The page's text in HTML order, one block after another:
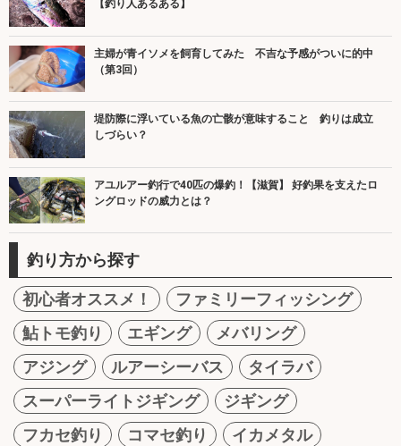
【釣り人あるある】
主婦が青イソメを飼育してみた 不吉な予感がついに的中
（第3回）
堤防際に浮いている魚の亡骸が意味すること 釣りは成立
しづらい？
アユルアー釣行で40匹の爆釣！【滋賀】 好釣果を支えたロ
ングロッドの威力とは？
釣り方から探す
初心者オススメ！
ファミリーフィッシング
鮎トモ釣り
エギング
メバリング
アジング
ルアーシーバス
タイラバ
スーパーライトジギング
ジギング
フカセ釣り
コマセ釣り
イカメタル